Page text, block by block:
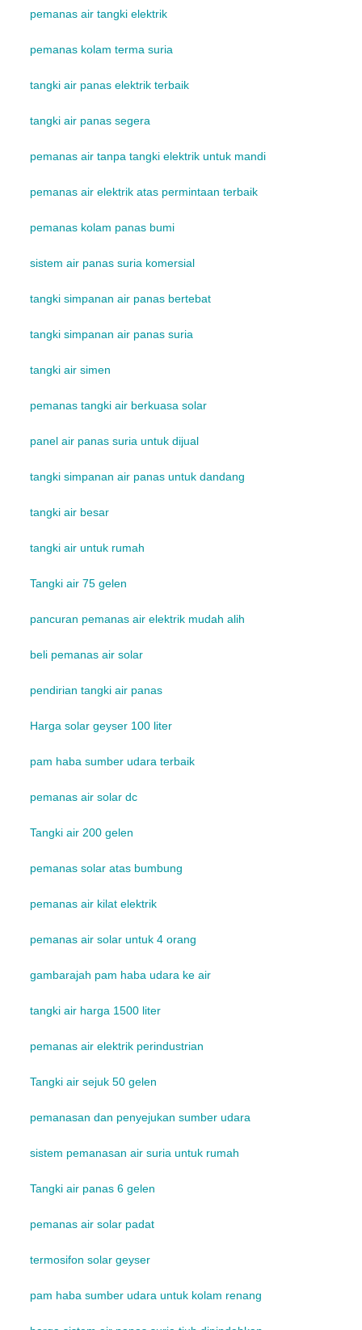
pemanas air tangki elektrik
pemanas kolam terma suria
tangki air panas elektrik terbaik
tangki air panas segera
pemanas air tanpa tangki elektrik untuk mandi
pemanas air elektrik atas permintaan terbaik
pemanas kolam panas bumi
sistem air panas suria komersial
tangki simpanan air panas bertebat
tangki simpanan air panas suria
tangki air simen
pemanas tangki air berkuasa solar
panel air panas suria untuk dijual
tangki simpanan air panas untuk dandang
tangki air besar
tangki air untuk rumah
Tangki air 75 gelen
pancuran pemanas air elektrik mudah alih
beli pemanas air solar
pendirian tangki air panas
Harga solar geyser 100 liter
pam haba sumber udara terbaik
pemanas air solar dc
Tangki air 200 gelen
pemanas solar atas bumbung
pemanas air kilat elektrik
pemanas air solar untuk 4 orang
gambarajah pam haba udara ke air
tangki air harga 1500 liter
pemanas air elektrik perindustrian
Tangki air sejuk 50 gelen
pemanasan dan penyejukan sumber udara
sistem pemanasan air suria untuk rumah
Tangki air panas 6 gelen
pemanas air solar padat
termosifon solar geyser
pam haba sumber udara untuk kolam renang